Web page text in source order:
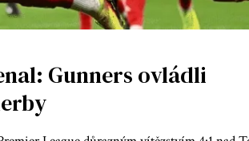
Gunners ovládli